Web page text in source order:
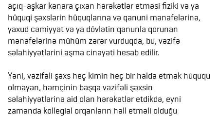
açıq-aşkar kənara çıxan hərəkətlər etməsi fiziki və ya
hüquqi şəxslərin hüquqlarına və qanuni mənafelərinə,
yaxud cəmiyyət və ya dövlətin qanunla qorunan
mənafelərinə mühüm zərər vurduqda, bu, vəzifə
səlahiyyətlərini aşma cinayəti hesab edilir.
Yəni, vəzifəli şəxs heç kimin heç bir halda etmək hüququ
olmayan, həmçinin başqa vəzifəli şəxsin
səlahiyyətlərinə aid olan hərəkətlər etdikdə, eyni
zamanda kollegial orqanların həll etməli olduğu